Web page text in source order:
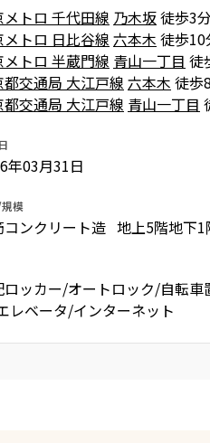
メトロ 千代田線 乃木坂徒歩3
メトロ 日比谷線 六本木 徒歩10
メトロ 半蔵門線 青山一丁目 徒
都交通局 大江戸線 六本木 徒歩
都交通局 大江戸線 青山一丁目
年03月31日
模
コンクリート造 地上5階地下1
ロッカー/オートロック/自転車
レベータ/インターネット